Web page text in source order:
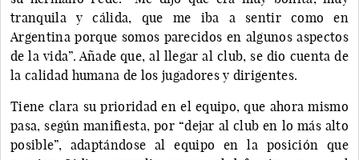
tranquila y cálida, que me iba a sentir como en
Argentina porque somos parecidos en algunos aspectos
de la vida”. Añade que, al llegar al club, se dio cuenta de
la calidad humana de los jugadores y dirigentes.
Tiene clara su prioridad en el equipo, que ahora mismo
pasa, según manifiesta, por “dejar al club en lo más alto
posible”, adaptándose al equipo en la posición que